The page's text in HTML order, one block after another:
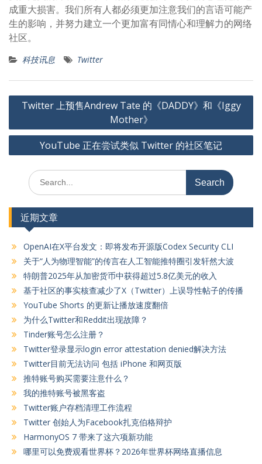
成重大损害。我们所有人都必须更加注意我们的言语可能产
生的影响，并努力建立一个更加富有同情心和理解力的网络
社区。
科技讯息 Twitter
文
导
航
Twitter 上预售Andrew Tate 的《DADDY》和《Iggy
Mother》
YouTube 正在尝试类似 Twitter 的社区笔记
Search
for:
近期文章
OpenAI在X平台发文：即将发布开源版Codex Security CLI
关于“人为物理智能”的传言在人工智能推特圈引发轩然大波
特朗普2025年从加密货币中获得超过5.8亿美元的收入
基于社区的事实核查减少了X（Twitter）上误导性帖子的传播
YouTube Shorts 的更新让播放速度翻倍
为什么Twitter和Reddit出现故障？
Tinder账号怎么注册？
Twitter登录显示login error attestation denied解决方法
Twitter目前无法访问 包括 iPhone 和网页版
推特账号购买需要注意什么？
我的推特账号被黑客盗
Twitter账户存档清理工作流程
Twitter 创始人为Facebook扎克伯格辩护
HarmonyOS 7 带来了这六项新功能
哪里可以免费观看世界杯？2026年世界杯网络直播信息